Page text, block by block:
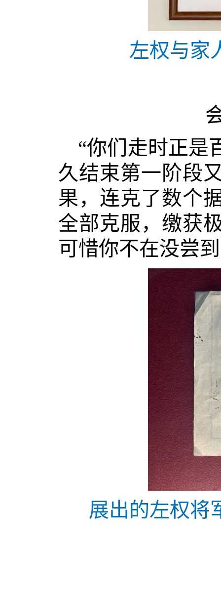
左权与家
“你们走时正是
久结束第一阶段
果，连克了数个
全部克服，缴获
可惜你不在没尝
展出的左权将